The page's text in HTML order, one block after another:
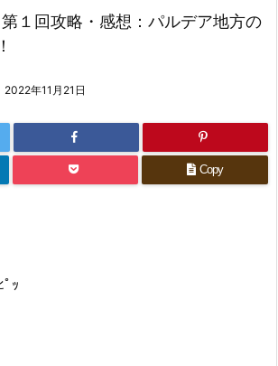
第１回攻略・感想：パルデア地方の
2022年11月21日
Copy
ｯ